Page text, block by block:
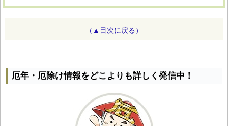
（▲目次に戻る）
厄年・厄除け情報をどこよりも詳しく発信中！